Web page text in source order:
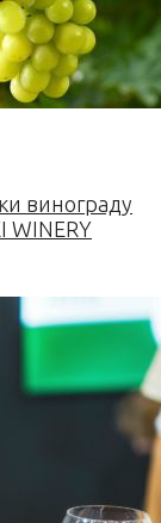
винограду
WINERY